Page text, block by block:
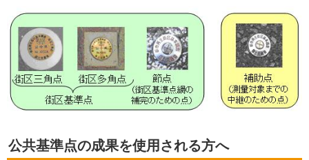
公共基準点の成果を使用される方へ